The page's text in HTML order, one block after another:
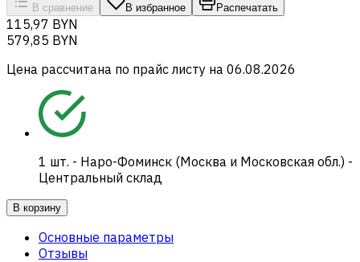
В сравнение В избранное Распечатать
115,97 BYN
579,85 BYN
Цена рассчитана по прайс листу на 06.08.2026
1 шт. - Наро-Фоминск (Москва и Московская обл.) -
Центральный склад
В корзину
Основные параметры
Отзывы